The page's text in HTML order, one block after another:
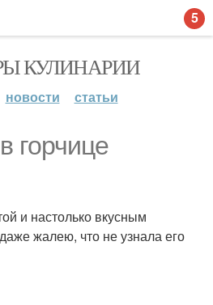
КУЛИНАРИИ
новости статьи
горчице
и настолько вкусным
жалею, что не узнала его
5